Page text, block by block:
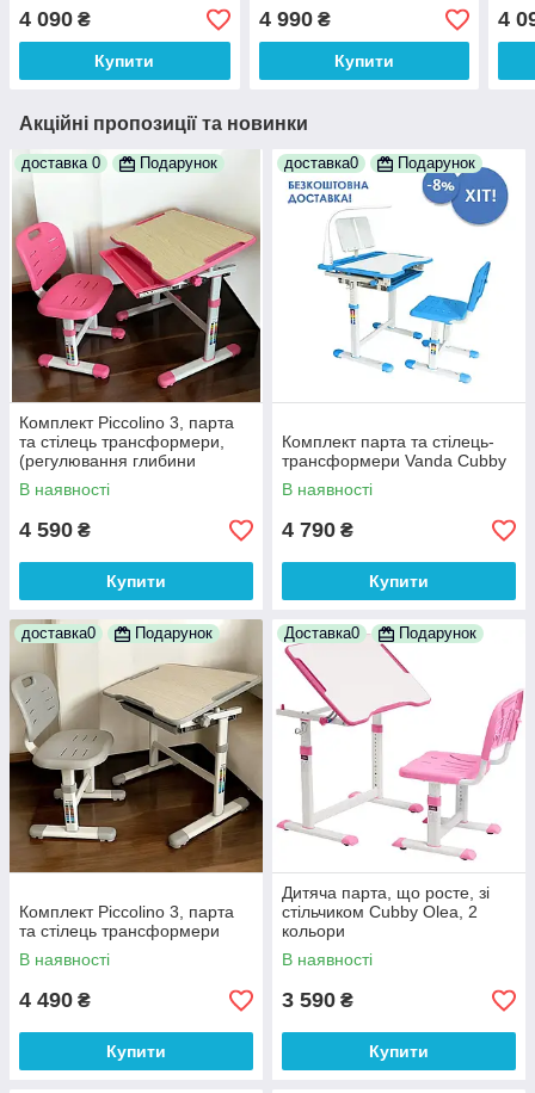
4 090 ₴
Купити
4 990₴
Купити
4
Акційні пропозиції та новинки
доставка 0 Подарунок
Комплект Piccolino 3, парта
та стілець трансформери,
(регулювання глибини
стільця) рожевий
В наявності
4 590 ₴
Купити
доставка0 Подарунок
Комплект парта та стілець-
трансформери Vanda Cubby
В наявності
4 790 ₴
Купити
доставка0 Подарунок
Комплект Piccolino 3, парта
та стілець трансформери
В наявності
4 490 ₴
Купити
Доставка0 Подарунок
Дитяча парта, що росте, зі
стільчиком Cubby Olea, 2
кольори
В наявності
3 590 ₴
Купити